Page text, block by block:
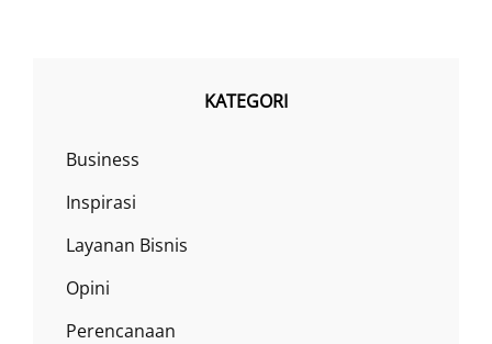
KATEGORI
Business
Inspirasi
Layanan Bisnis
Opini
Perencanaan